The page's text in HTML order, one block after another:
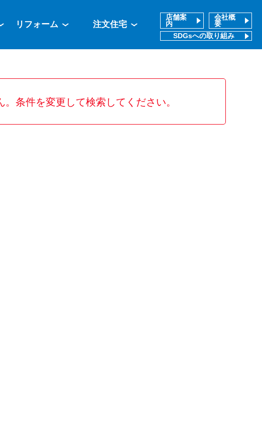
リフォーム 注文住宅
店舗案
内
会社概
要
SDGsへの取り組み
条件を変更して検索してください。